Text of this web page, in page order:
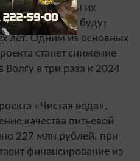
предусмотрены их
Работы будут
лет. Одним из основных
станет снижение
Волгу в три раза к 2024
«Чистая вода»,
качества питьевой
227 млн рублей, при
финансирование из